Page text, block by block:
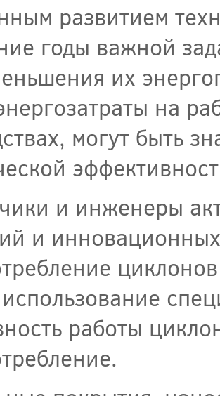
развитием
годы важной
их
на
могут быть
и инженеры
и
использование
работы